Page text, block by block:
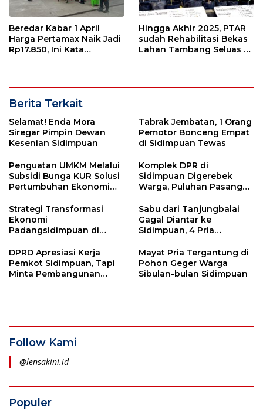
Beredar Kabar 1 April
Harga Pertamax Naik Jadi
Rp17.850, Ini Kata
Hingga Akhir 2025, PTAR
sudah Rehabilitasi Bekas
Lahan Tambang Seluas 50
Berita Terkait
Selamat! Enda Mora
Siregar Pimpin Dewan
Kesenian Sidimpuan
Tabrak Jembatan, 1 Orang
Pemotor Bonceng Empat
di Sidimpuan Tewas
Penguatan UMKM Melalui
Subsidi Bunga KUR Solusi
Pertumbuhan Ekonomi
Komplek DPR di
Sidimpuan Digerebek
Warga, Puluhan Pasangan
Strategi Transformasi
Ekonomi
Padangsidimpuan di
Historis Tapanuli Selatan
Sabu dari Tanjungbalai
Gagal Diantar ke
Sidimpuan, 4 Pria
DPRD Apresiasi Kerja
Pemkot Sidimpuan, Tapi
Minta Pembangunan
Mayat Pria Tergantung di
Pohon Geger Warga
Sibulan-bulan Sidimpuan
Follow Kami
@lensakini.id
Populer